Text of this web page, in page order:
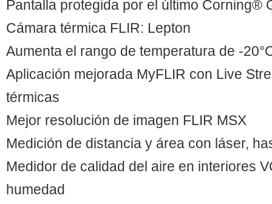
Pantalla protegida por el último Corning®
Cámara térmica FLIR: Lepton
Aumenta el rango de temperatura de -
Aplicación mejorada MyFLIR con Live
térmicas
Mejor resolución de imagen FLIR MSX
Medición de distancia y área con láser,
Medidor de calidad del aire en interiores
humedad